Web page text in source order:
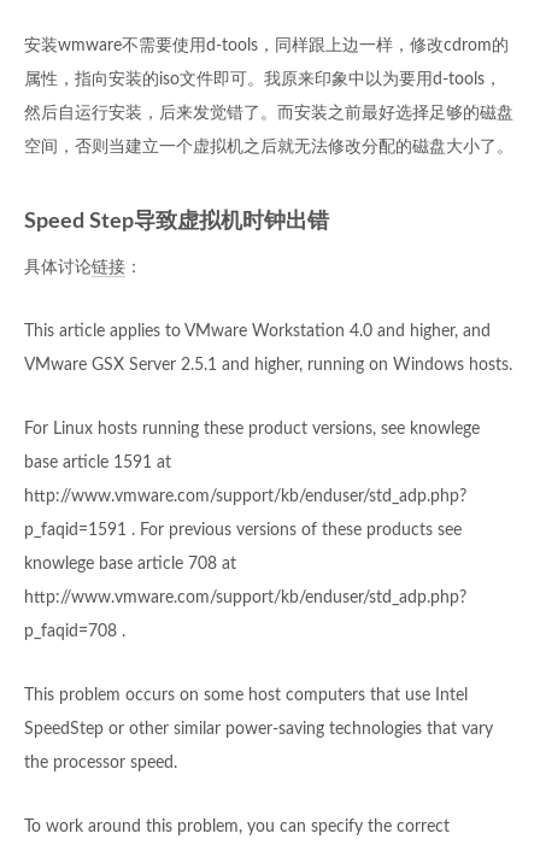
安装wmware不需要使用d-tools，同样跟上边一样，修改cdrom的
属性，指向安装的iso文件即可。我原来印象中以为要用d-tools，
然后自运行安装，后来发觉错了。而安装之前最好选择足够的磁盘
空间，否则当建立一个虚拟机之后就无法修改分配的磁盘大小了。
Speed Step导致虚拟机时钟出错
具体讨论链接 ：
This article applies to VMware Workstation 4.0 and higher, and
VMware GSX Server 2.5.1 and higher, running on Windows hosts.
For Linux hosts running these product versions, see knowlege
base article 1591 at
http://www.vmware.com/support/kb/enduser/std_adp.php?
p_faqid=1591 . For previous versions of these products see
knowlege base article 708 at
http://www.vmware.com/support/kb/enduser/std_adp.php?
p_faqid=708 .
This problem occurs on some host computers that use Intel
SpeedStep or other similar power-saving technologies that vary
the processor speed.
To work around this problem, you can specify the correct